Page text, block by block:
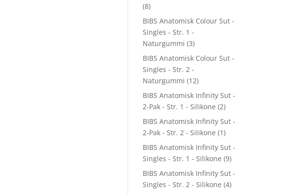
(8)
BIBS Anatomisk Colour Sut -
Singles - Str. 1 -
Naturgummi (3)
BIBS Anatomisk Colour Sut -
Singles - Str. 2 -
Naturgummi (12)
BIBS Anatomisk Infinity Sut -
2-Pak - Str. 1 - Silikone (2)
BIBS Anatomisk Infinity Sut -
2-Pak - Str. 2 - Silikone (1)
BIBS Anatomisk Infinity Sut -
Singles - Str. 1 - Silikone (9)
BIBS Anatomisk Infinity Sut -
Singles - Str. 2 - Silikone (4)